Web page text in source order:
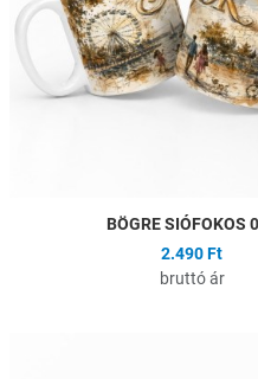
BÖGRE SIÓFOKOS
2.490 Ft
bruttó ár